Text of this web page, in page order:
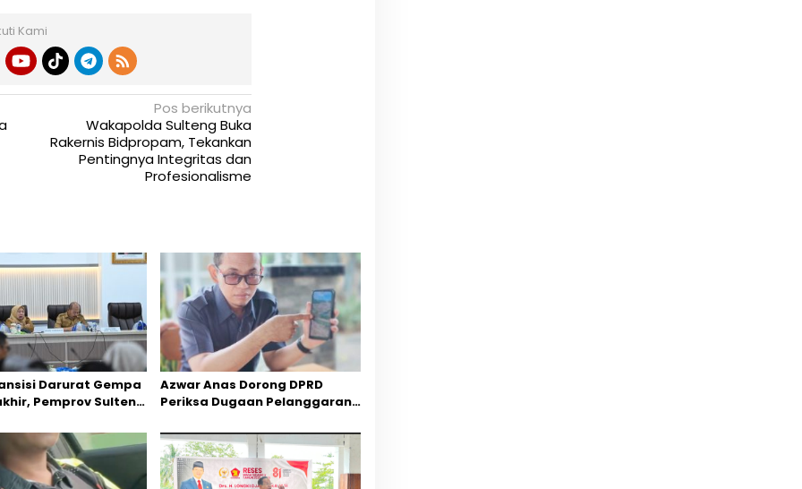
Kami
Pos berikutnya
Wakapolda Sulteng Buka
Rakernis Bidpropam, Tekankan
Pentingnya Integritas dan
Profesionalisme
Darurat Gempa
Pemprov Sulteng
Azwar Anas Dorong DPRD
Periksa Dugaan Pelanggaran
CPM